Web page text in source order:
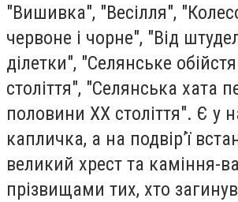
"Вишивка", "Весілля", "Колесо
червоне і чорне", "Від
ділетки", "Селянське
століття", "Селянська хата
половини ХХ століття". Є у
капличка, а на подвір’ї
великий хрест та каміння-
прізвищами тих, хто